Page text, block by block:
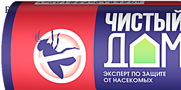
Выберите город
Обратный звонокЗаказать обратный звонок
Каталог